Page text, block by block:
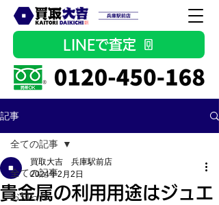
LINEで査定
記事
全ての記事
お知らせ
全ての記事
貴金属の利用用途はジュエ
買取大吉 兵庫駅前店
2024年2月2日